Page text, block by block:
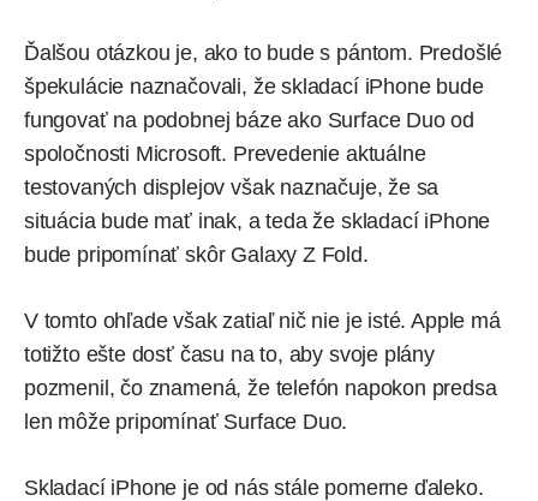
Ďalšou otázkou je, ako to bude s pántom. Predošlé
špekulácie naznačovali, že skladací iPhone bude
fungovať na podobnej báze ako Surface Duood
spoločnosti Microsoft. Prevedenie aktuálne
testovaných displejov však naznačuje, že sa
situácia bude mať inak, a teda že skladací iPhone
bude pripomínať skôr Galaxy Z Fold.
V tomto ohľade však zatiaľ nič nie je isté. Apple má
totižto ešte dosť času na to, aby svoje plány
pozmenil, čo znamená, že telefón napokon predsa
len môže pripomínať Surface Duo.
Skladací iPhone je od nás stále pomerne ďaleko.